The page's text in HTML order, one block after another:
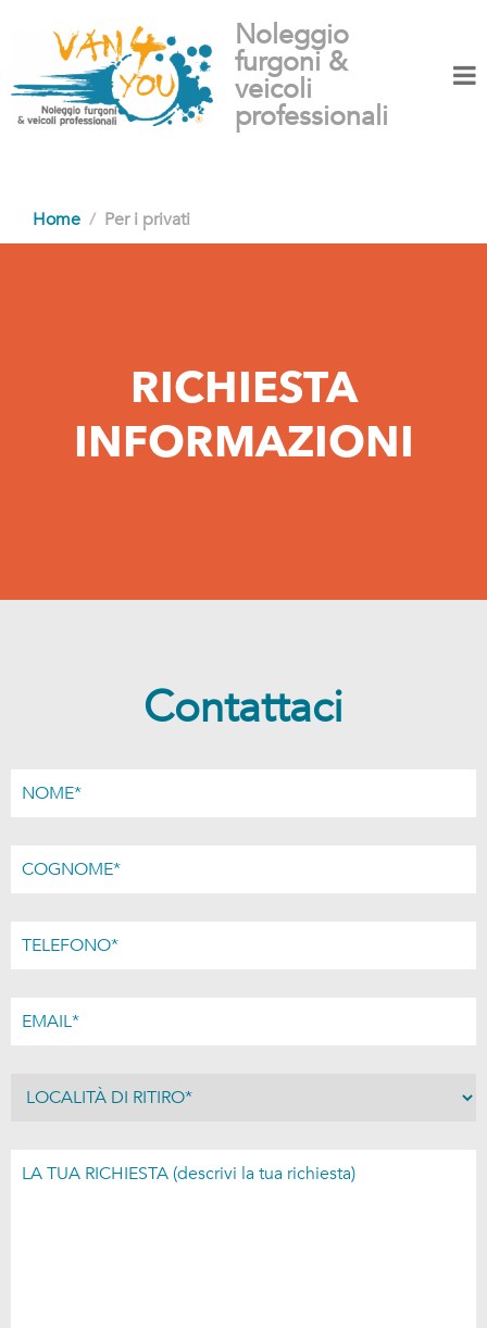
Noleggio
furgoni &
veicoli
professionali
Home Per i privati
RICHIESTA
INFORMAZIONI
Contattaci